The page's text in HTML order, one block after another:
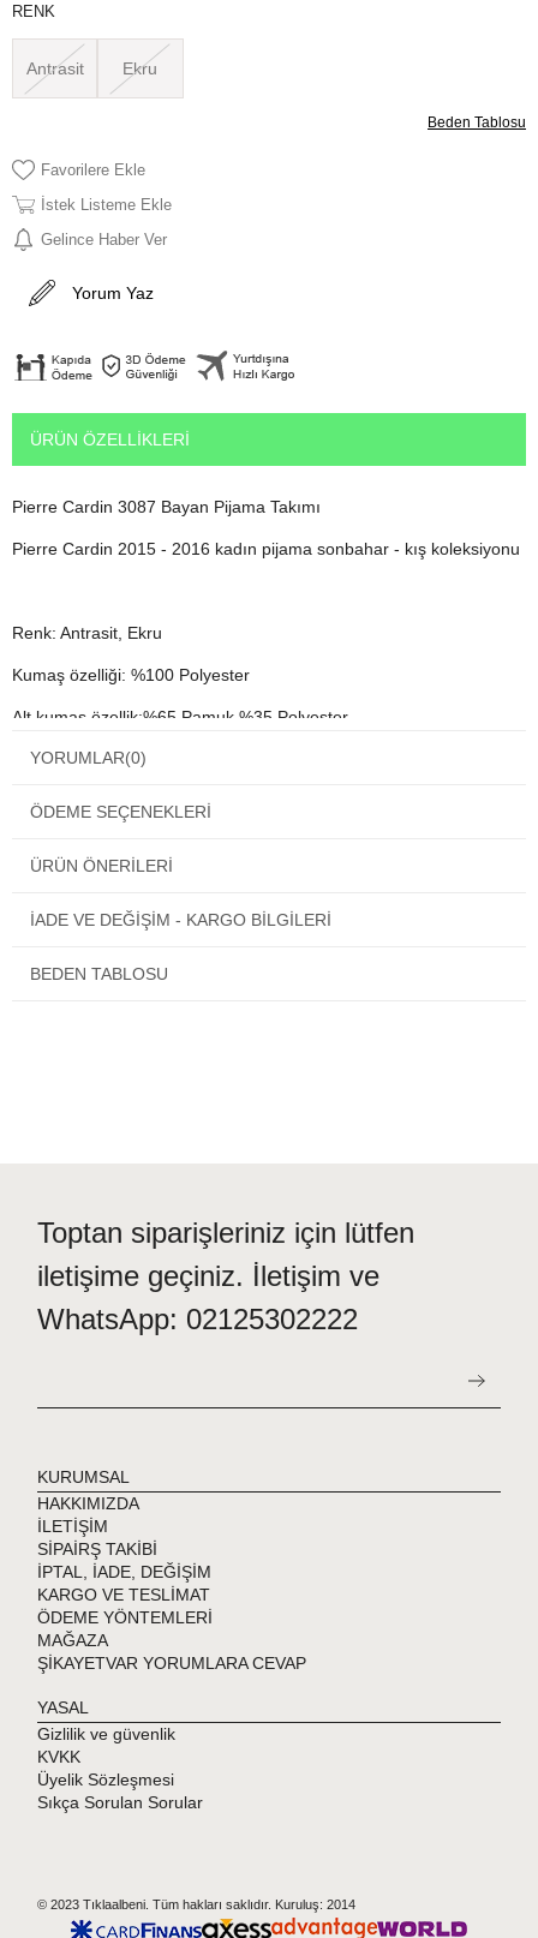
RENK
Antrasit Ekru
Beden Tablosu
Favorilere Ekle
İstek Listeme Ekle
Gelince Haber Ver
Yorum Yaz
ÜRÜN ÖZELLIKLERI
Pierre Cardin 3087 Bayan Pijama Takımı
Pierre Cardin 2015 - 2016 kadın pijama sonbahar - kış koleksiyonu
Renk: Antrasit, Ekru
Kumaş özelliği: %100 Polyester
Alt kumaş özellik:%65 Pamuk %35 Polyester
Orjinal Pierre Cardin paketinde ve etiketi üzerinde gönderilmektedir.
Mutlu günlerde kullanmanız dileğiyle.
YORUMLAR(0)
ÖDEME SEÇENEKLERI
ÜRÜN ÖNERILERI
İADE VE DEĞİŞİM - KARGO BİLGİLERİ
BEDEN TABLOSU
Toptan siparişleriniz için lütfen
iletişime geçiniz. İletişim ve
WhatsApp: 02125302222
KURUMSAL
HAKKIMIZDA
İLETİŞİM
SİPAİRŞ TAKİBİ
İPTAL, İADE, DEĞİŞİM
KARGO VE TESLİMAT
ÖDEME YÖNTEMLERİ
MAĞAZA
ŞİKAYETVAR YORUMLARA CEVAP
YASAL
Gizlilik ve güvenlik
KVKK
Üyelik Sözleşmesi
Sıkça Sorulan Sorular
© 2023 Tıklaalbeni. Tüm hakları saklıdır. Kuruluş: 2014